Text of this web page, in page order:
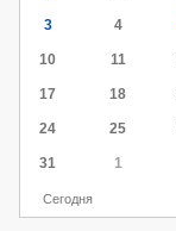
3 4
10 11
17 18
24 25
31 1
Сегодня